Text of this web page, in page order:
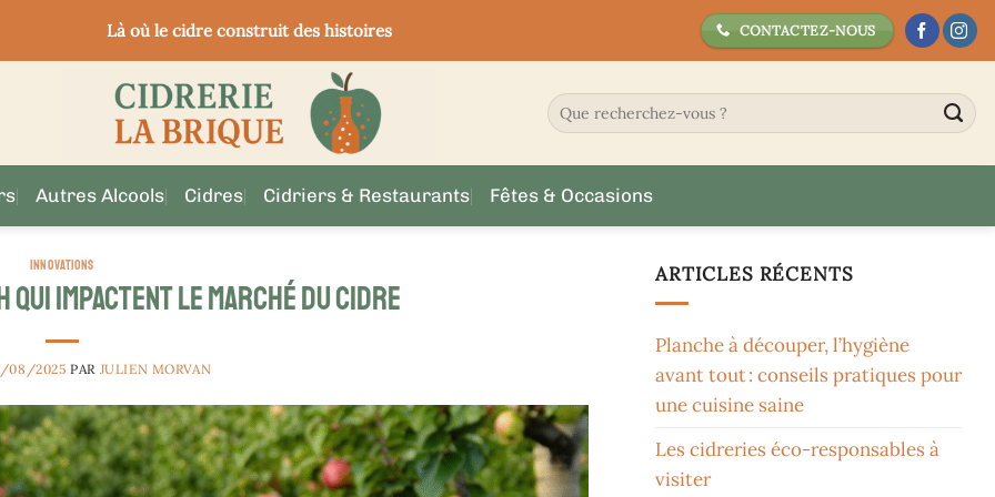
Là où le cidre construit des histoires CONTACTEZ-NOUS
Autres Alcools Cidres Cidriers & Restaurants Fêtes & Occasions
INNOVATIONS
qui impactent le marché du cidre
08/2025 PAR JULIEN MORVAN
ARTICLES RÉCENTS
Planche à découper, l’hygiène
avant tout : conseils pratiques pour
une cuisine saine
Les cidreries éco-responsables à
visiter